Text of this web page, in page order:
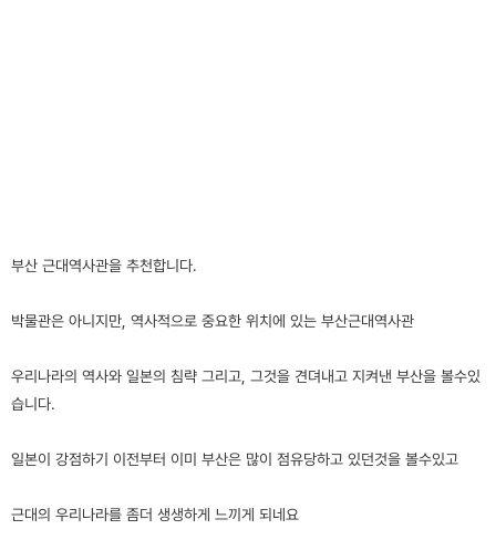
부산 근대역사관을 추천합니다.
박물관은 아니지만, 역사적으로 중요한 위치에 있는 부산근대역사관
우리나라의 역사와 일본의 침략 그리고, 그것을 견뎌내고 지켜낸 부산을 볼수있
습니다.
일본이 강점하기 이전부터 이미 부산은 많이 점유당하고 있던것을 볼수있고
근대의 우리나라를 좀더 생생하게 느끼게 되네요